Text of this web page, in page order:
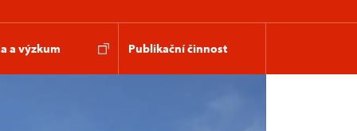
a výzkum Publikační činnost